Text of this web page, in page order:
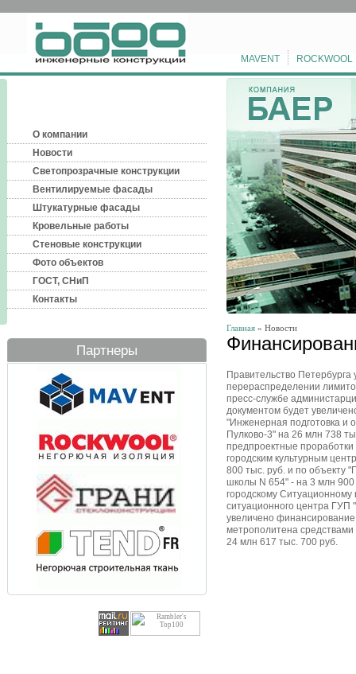
MAVENT ROCKWOOL
О компании
Новости
Светопрозрачные конструкции
Вентилируемые фасады
Штукатурные фасады
Кровельные работы
Стеновые конструкции
Фото объектов
ГОСТ, СНиП
Контакты
Партнеры
Главная » Новости
Правительство
перераспределении
пресс-службе
документом будет
"Инженерная подготовка и
Пулково-3" на 26 млн 738
предпроектные
городским культурным
800 тыс. руб. и по объекту
школы N 654" - на 3 млн 900
городскому
ситуационного центра ГУП
увеличено
метрополитена
24 млн 617 тыс. 700 руб.